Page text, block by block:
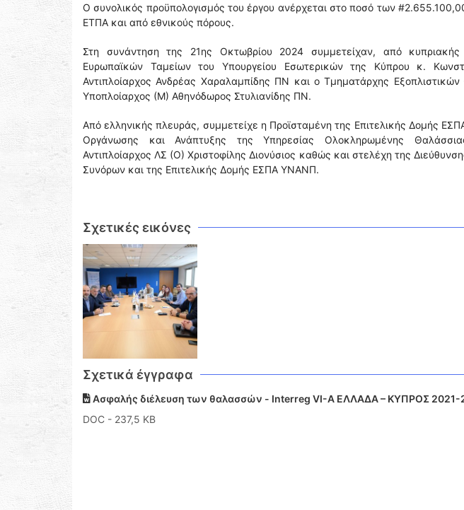
Ο συνολικός προϋπολογισμός του έργου ανέρχεται στο ποσό των
ΕΤΠΑ και από εθνικούς πόρους.
Στη συνάντηση της 21ης Οκτωβρίου 2024 συμμετείχαν, από
Ευρωπαϊκών Ταμείων του Υπουργείου Εσωτερικών της Κύπρου κ.
Αντιπλοίαρχος Ανδρέας Χαραλαμπίδης ΠΝ και ο Τμηματάρχης
Υποπλοίαρχος (Μ) Αθηνόδωρος Στυλιανίδης ΠΝ.
Από ελληνικής πλευράς, συμμετείχε η Προϊσταμένη της Επιτελικής Δομής
Οργάνωσης και Ανάπτυξης της Υπηρεσίας Ολοκληρωμένης
Αντιπλοίαρχος ΛΣ (Ο) Χριστοφίλης Διονύσιος καθώς και στελέχη της
Συνόρων και της Επιτελικής Δομής ΕΣΠΑ ΥΝΑΝΠ.
Σχετικές εικόνες
Σχετικά έγγραφα
Ασφαλής διέλευση των θαλασσών - Interreg VI-A ΕΛΛΑΔΑ – ΚΥΠΡΟΣ 2021-
DOC - 237,5 KB